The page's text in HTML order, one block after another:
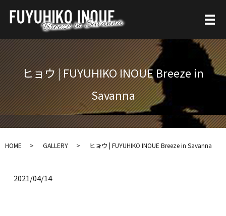
ヒョウ | FUYUHIKO INOUE Breeze in
Savanna
HOME GALLERY ヒョウ | FUYUHIKO INOUE Breeze in Savanna
2021/04/14